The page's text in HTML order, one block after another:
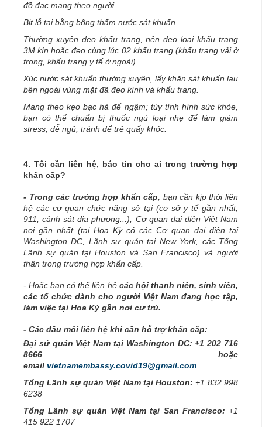
đồ đạc mang theo người.
Bịt lỗ tai bằng bông thấm nước sát khuẩn.
Thường xuyên đeo khẩu trang, nên đeo loại khẩu trang
3M kín hoặc đeo cùng lúc 02 khẩu trang (khẩu trang vải ở
trong, khẩu trang y tế ở ngoài).
Xúc nước sát khuẩn thường xuyên, lấy khăn sát khuẩn lau
bên ngoài vùng mặt đã đeo kính và khẩu trang.
Mang theo kẹo bạc hà để ngậm; tùy tình hình sức khỏe,
bạn có thể chuẩn bị thuốc ngủ loại nhẹ để làm giảm
stress, dễ ngủ, tránh để trẻ quấy khóc.
4. Tôi cần liên hệ, báo tin cho ai trong trường hợp
khẩn cấp?
- Trong các trường hợp khẩn cấp, bạn cần kịp thời liên
hệ các cơ quan chức năng sở tại (cơ sở y tế gần nhất,
911, cảnh sát địa phương...), Cơ quan đại diện Việt Nam
nơi gần nhất (tại Hoa Kỳ có các Cơ quan đại diện tại
Washington DC, Lãnh sự quán tại New York, các Tổng
Lãnh sự quán tại Houston và San Francisco) và người
thân trong trường hợp khẩn cấp.
- Hoặc bạn có thể liên hệ các hội thanh niên, sinh viên,
các tổ chức dành cho người Việt Nam đang học tập,
làm việc tại Hoa Kỳ gần nơi cư trú.
- Các đầu mối liên hệ khi cần hỗ trợ khẩn cấp:
Đại sứ quán Việt Nam tại Washington DC: +1 202 716
8666 hoặc
email vietnamembassy.covid19@gmail.com
Tổng Lãnh sự quán Việt Nam tại Houston: +1 832 998
6238
Tổng Lãnh sự quán Việt Nam tại San Francisco: +1
415 922 1707